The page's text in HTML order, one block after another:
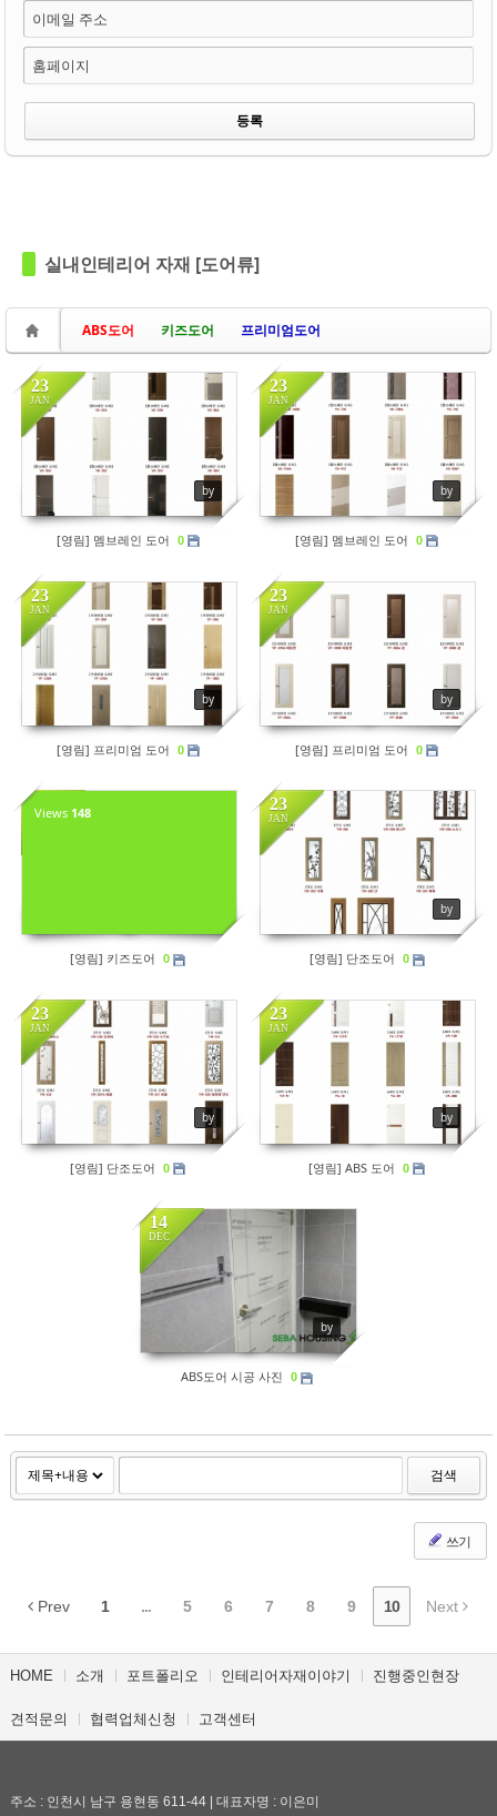
이메일 주소
홈페이지
실내인테리어 자재 [도어류]
ABS도어 키즈도어 프리미엄도어
23
JAN
by
Views
[영림] 멤브레인 도어 0
23
JAN
by
[영림] 멤브레인 도어 0
23
JAN
by
Views
[영림] 프리미엄 도어 0
23
JAN
by
Views 110
[영림] 프리미엄 도어 0
23
JAN
Views 148
[영림] 키즈도어 0
23
JAN
by
Views
[영림] 단조도어 0
23
JAN
by
[영림] 단조도어 0
23
JAN
by
Views177
[영림] ABS 도어 0
14
DEC
by
Views 231
ABS도어 시공 사진 0
검색
쓰기
Prev 1 ... 5 6 7 8 9 10 Next
HOME 소개 포트폴리오 인테리어자재이야기 진행중인현장
견적문의 협력업체신청 고객센터
주소 : 인천시 남구 용현동 611-44 | 대표자명 : 이은미